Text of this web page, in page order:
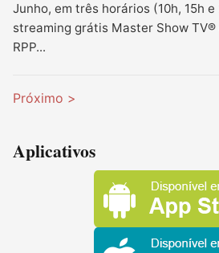
Junho, em três horários (10h, 15h
streaming grátis Master Show TV®
RPP...
Próximo >
Aplicativos